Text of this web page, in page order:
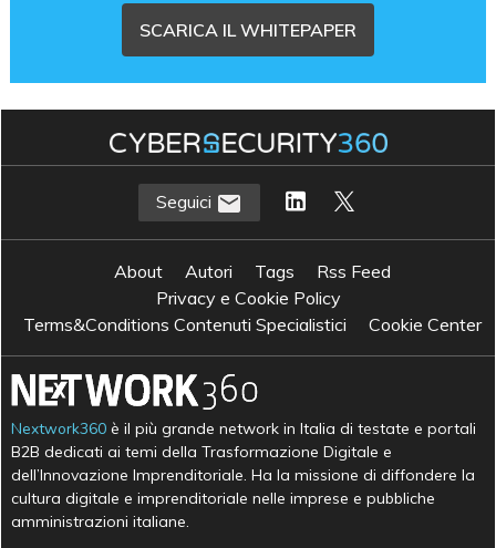
SCARICA IL WHITEPAPER
Seguici
About Autori Tags
Rss Feed
Privacy e Cookie Policy
Terms&Conditions Contenuti Specialistici
Cookie Center
Nextwork360 è il più grande network in Italia di testate e portali
B2B dedicati ai temi della Trasformazione Digitale e
dell’Innovazione Imprenditoriale. Ha la missione di diffondere la
cultura digitale e imprenditoriale nelle imprese e pubbliche
amministrazioni italiane.